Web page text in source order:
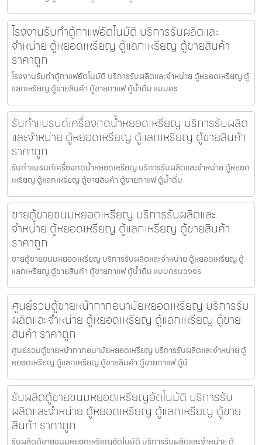
โรงงานรับทำตู้กาแฟ​อัตโนมัติ บริการรับผลิตและ
จำหน่าย ตู้หยอดเหรียญ ตู้แลกเหรียญ ตู้ขายสินค้า
ราคาถูก
โรงงานรับทำตู้กาแฟ​อัตโนมัติ บริการรับผลิตและจำหน่าย ตู้หยอดเหรียญ ตู้
แลกเหรียญ ตู้ขายสินค้า ตู้ขายกาแฟ ตู้น้ำดื่ม แบบคร
รับทำแบรนด์เครื่องกดน้ำ​หยอดเหรียญ บริการรับผลิต
และจำหน่าย ตู้หยอดเหรียญ ตู้แลกเหรียญ ตู้ขายสินค้า
ราคาถูก
รับทำแบรนด์เครื่องกดน้ำ​หยอดเหรียญ บริการรับผลิตและจำหน่าย ตู้หยอด
เหรียญ ตู้แลกเหรียญ ตู้ขายสินค้า ตู้ขายกาแฟ ตู้น้ำดื่ม
ขายตู้ขายขนมหยอดเหรียญ​ บริการรับผลิตและ
จำหน่าย ตู้หยอดเหรียญ ตู้แลกเหรียญ ตู้ขายสินค้า
ราคาถูก
ขายตู้ขายขนมหยอดเหรียญ​ บริการรับผลิตและจำหน่าย ตู้หยอดเหรียญ ตู้
แลกเหรียญ ตู้ขายสินค้า ตู้ขายกาแฟ ตู้น้ำดื่ม แบบครบวงจร
ศูนย์รวมตู้ขายหน้ากากอนามัยหยอดเหรียญ​​ บริการรับ
ผลิตและจำหน่าย ตู้หยอดเหรียญ ตู้แลกเหรียญ ตู้ขาย
สินค้า ราคาถูก
ศูนย์รวมตู้ขายหน้ากากอนามัยหยอดเหรียญ​​ บริการรับผลิตและจำหน่าย ตู้
หยอดเหรียญ ตู้แลกเหรียญ ตู้ขายสินค้า ตู้ขายกาแฟ ตู้น้
รับผลิตตู้ขายขนมหยอดเหรียญ​​อัตโนมัติ บริการรับ
ผลิตและจำหน่าย ตู้หยอดเหรียญ ตู้แลกเหรียญ ตู้ขาย
สินค้า ราคาถูก
รับผลิตตู้ขายขนมหยอดเหรียญ​​อัตโนมัติ บริการรับผลิตและจำหน่าย ตู้